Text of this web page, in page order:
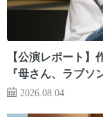
【公演レポート
『母さん、ラブソ
2026.08.04